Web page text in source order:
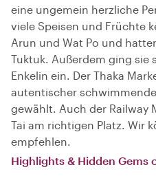
eine ungemein herzliche
viele Speisen und Früchte
Arun und Wat Po und
Tuktuk. Außerdem ging sie
Enkelin ein. Der Thaka
autentischer
gewählt. Auch der Railway
Tai am richtigen Platz. Wir
empfehlen.
Highlights & Hidden Gems